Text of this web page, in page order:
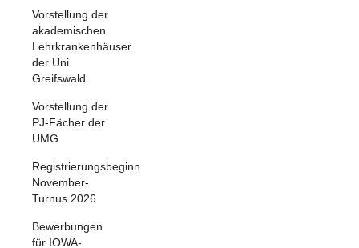
Vorstellung der
akademischen
Lehrkrankenhäuser
der Uni
Greifswald
Vorstellung der
PJ-Fächer der
UMG
Registrierungsbeginn
November-
Turnus 2026
Bewerbungen
für IOWA-